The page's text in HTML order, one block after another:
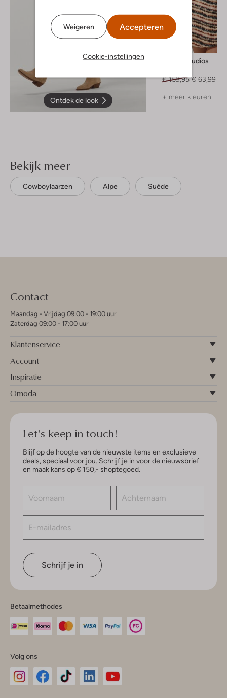
Weigeren Accepteren
Cookie-instellingen
Ontdek de look
Rough Studios
€ 159,95 € 63,99
+ meer kleuren
Bekijk meer
Cowboylaarzen Alpe Suède
Contact
Maandag - Vrijdag 09:00 - 19:00 uur
Zaterdag 09:00 - 17:00 uur
Klantenservice
Account
Inspiratie
Omoda
Let's keep in touch!
Blijf op de hoogte van de nieuwste items en exclusieve
deals, speciaal voor jou. Schrijf je in voor de nieuwsbrief
en maak kans op € 150,- shoptegoed.
Schrijf je in
Betaalmethodes
Volg ons